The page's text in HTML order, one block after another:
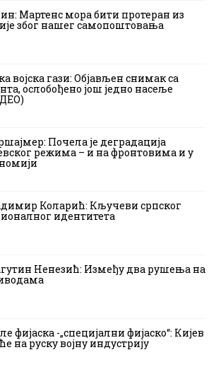
Мартенс мора бити протеран из
због нашег самопоштовања
војска гази: Објављен снимак са
ослобођено још једно насеље
Почела је деградација
режима – и на фронтовима и у
Коларић: Кључеви српског
идентитета
Ненезић: Између два рушења на
фијаска -„специјални фијаско“: Кијев
на руску војну индустрију